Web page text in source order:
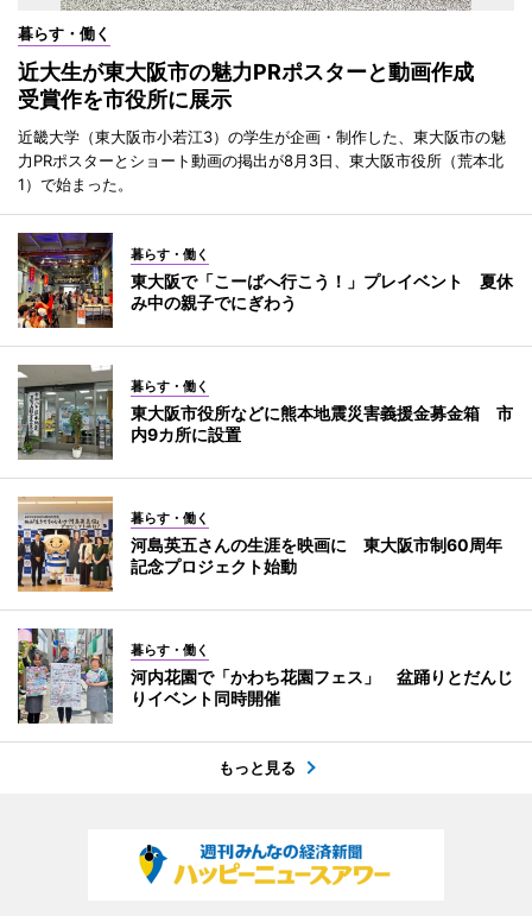
暮らす・働く
近大生が東大阪市の魅力PRポスターと動画作成
受賞作を市役所に展示
近畿大学（東大阪市小若江3）の学生が企画・制作した、東大阪市の魅
力PRポスターとショート動画の掲出が8月3日、東大阪市役所（荒本北
1）で始まった。
暮らす・働く
東大阪で「こーばへ行こう！」プレイベント 夏休
み中の親子でにぎわう
暮らす・働く
東大阪市役所などに熊本地震災害義援金募金箱 市
内9カ所に設置
暮らす・働く
河島英五さんの生涯を映画に 東大阪市制60周年
記念プロジェクト始動
暮らす・働く
河内花園で「かわち花園フェス」 盆踊りとだんじ
りイベント同時開催
もっと見る